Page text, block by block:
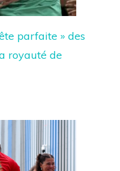
parfaite » des
royauté de